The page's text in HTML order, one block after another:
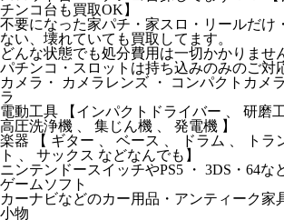
チンコ台も買取OK】
不要になった家パチ・家スロ・リールだけ
ない、壊れていても買取してます。
どんな状態でも処分費用は一切かかりませ
パチンコ・スロットは持ち込みのみのご対
カメラ・ カメラレンズ ・ コンパクトカメ
ラ
電動工具 【インパクトドライバー 、 研磨
高圧洗浄機 、 集じん機 、 発電機 】
楽器 【 ギター 、 ベース 、 ドラム 、 トラ
ト 、 サックス などなんでも】
ニンテンドースイッチやPS5 ・ 3DS・64な
ゲームソフト
カーナビなどのカー用品・アンティーク家
小物